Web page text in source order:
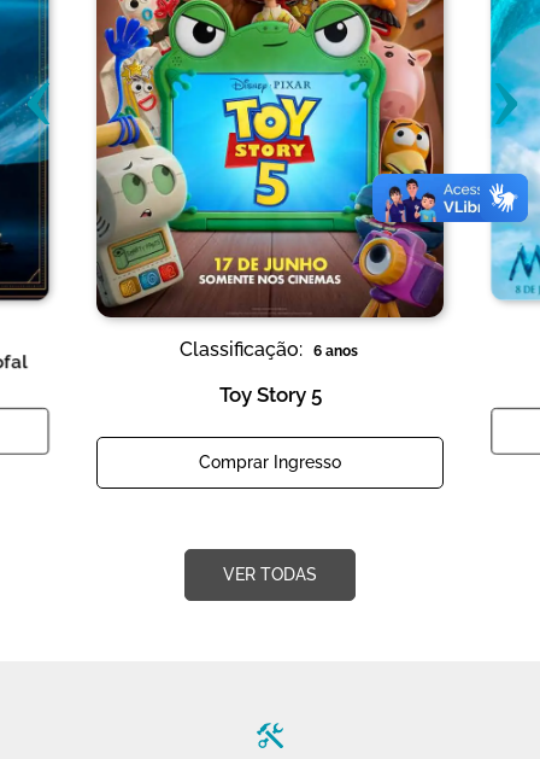
Classificação: 6 anos
Toy Story 5
Comprar Ingresso
‹ ›
VER TODAS